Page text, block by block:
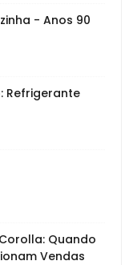
- Anos 90
Refrigerante
Quando
Vendas